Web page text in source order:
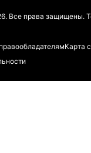
Все права защищены.
Карта